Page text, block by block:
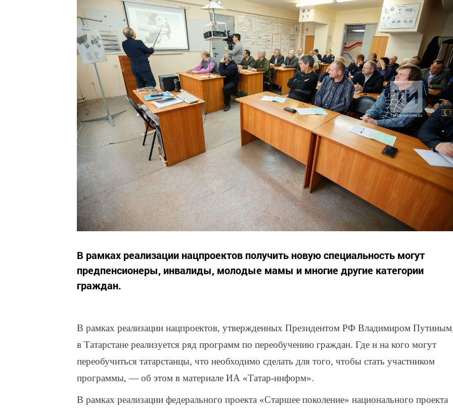
В рамках реализации нацпроектов получить новую специальность могут
предпенсионеры, инвалиды, молодые мамы и многие другие категории
граждан.
В рамках реализации нацпроектов, утвержденных Президентом РФ Владимиром
в Татарстане реализуется ряд программ по переобучению граждан. Где и на кого могут
переобучиться татарстанцы, что необходимо сделать для того, чтобы стать участником
программы, — об этом в материале ИА «Татар-информ».
В рамках реализации федерального проекта «Старшее поколение» национального проекта